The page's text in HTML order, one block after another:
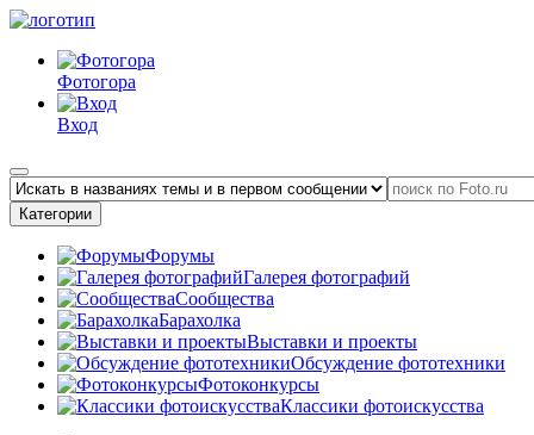
Фотогора
Вход
Категории
Форумы
Галерея фотографий
Сообщества
Барахолка
Выставки и проекты
Обсуждение фототехники
Фотоконкурсы
Классики фотоискусства